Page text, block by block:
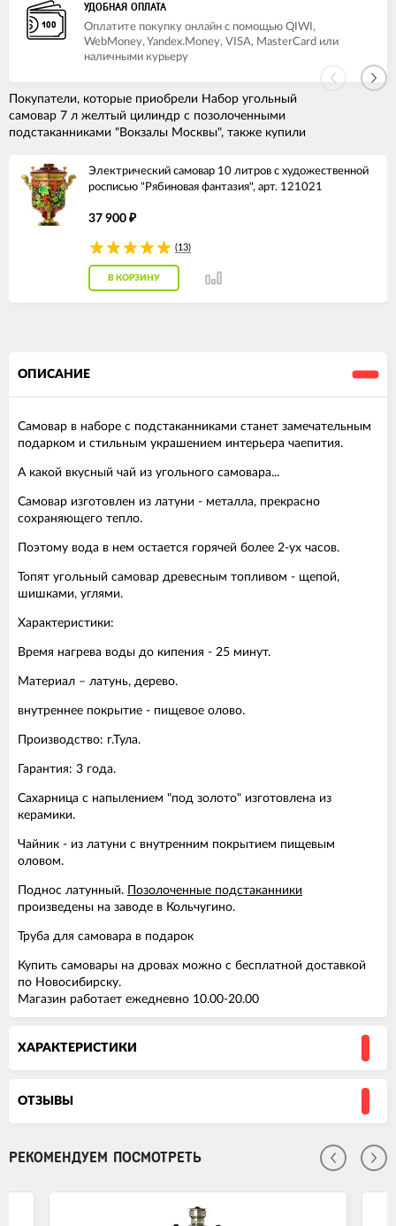
УДОБНАЯ ОПЛАТА
Оплатите покупку онлайн с помощью QIWI,
WebMoney, Yandex.Money, VISA, MasterCard или
наличными курьеру
Покупатели, которые приобрели Набор угольный
самовар 7 л желтый цилиндр с позолоченными
подстаканниками "Вокзалы Москвы", также купили
Электрический самовар 10 литров с художественной
росписью "Рябиновая фантазия", арт. 121021
37 900 ₽
(13)
В КОРЗИНУ
ОПИСАНИЕ
Самовар в наборе с подстаканниками станет замечательным
подарком и стильным украшением интерьера чаепития.
А какой вкусный чай из угольного самовара...
Самовар изготовлен из латуни - металла, прекрасно
сохраняющего тепло.
Поэтому вода в нем остается горячей более 2-ух часов.
Топят угольный самовар древесным топливом - щепой,
шишками, углями.
Характеристики:
Время нагрева воды до кипения - 25 минут.
Материал – латунь, дерево.
внутреннее покрытие - пищевое олово.
Производство: г.Тула.
Гарантия: 3 года.
Сахарница с напылением "под золото" изготовлена из
керамики.
Чайник - из латуни с внутренним покрытием пищевым
оловом.
Поднос латунный. Позолоченные подстаканники
произведены на заводе в Кольчугино.
Труба для самовара в подарок
Купить самовары на дровах можно с бесплатной доставкой
по Новосибирску.
Магазин работает ежедневно 10.00-20.00
ХАРАКТЕРИСТИКИ
ОТЗЫВЫ
РЕКОМЕНДУЕМ ПОСМОТРЕТЬ